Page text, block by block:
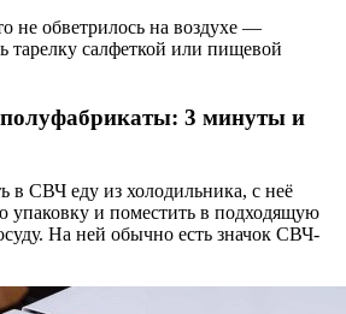
не обветрилось на воздухе —
тарелку салфеткой или пищевой
3 минуты и
в СВЧ еду из холодильника, с неё
упаковку и поместить в подходящую
На ней обычно есть значок СВЧ-